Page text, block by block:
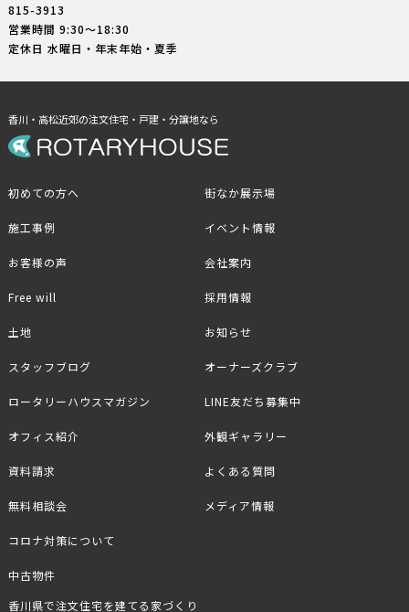
815-3913
営業時間 9:30〜18:30
定休日 水曜日・年末年始・夏季
香川・高松近郊の注文住宅・戸建・分譲地なら
初めての方へ
施工事例
お客様の声
Free will
土地
街なか展示場
イベント情報
会社案内
採用情報
お知らせ
スタッフブログ
ロータリーハウスマガジン
オフィス紹介
資料請求
無料相談会
オーナーズクラブ
LINE友だち募集中
外観ギャラリー
よくある質問
メディア情報
コロナ対策について
中古物件
香川県で注文住宅を建てる家づくり